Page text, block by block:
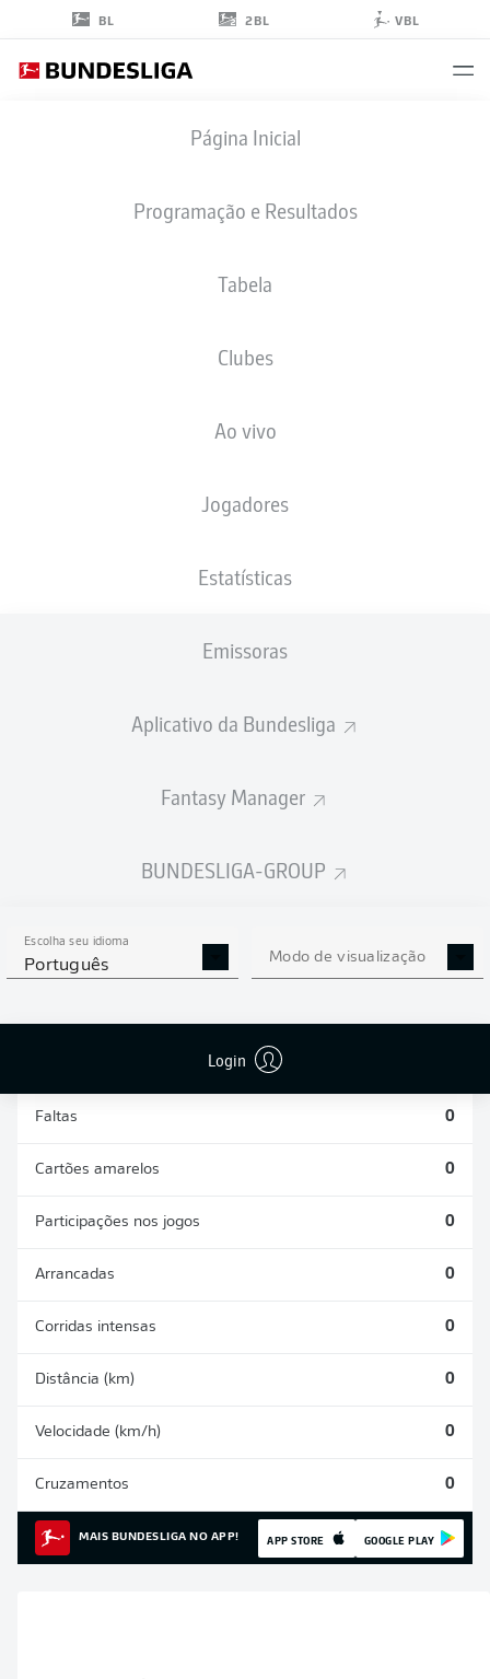
BL 2BL VBL
Página Inicial
Programação e Resultados
Tabela
Clubes
Ao vivo
Jogadores
Estatísticas
Emissoras
Aplicativo da Bundesliga
Fantasy Manager
BUNDESLIGA-GROUP
Escolha seu idioma
Português Modo de visualização
Login
SAPOKO NDIAYE
31.12.2007
2026/2027
ESTATÍSTICAS DA
Faltas 0
Cartões amarelos 0
Participações nos jogos 0
Arrancadas 0
Corridas intensas 0
Distância (km) 0
Velocidade (km/h) 0
Cruzamentos 0
MAIS BUNDESLIGA NO APP! APP STORE GOOGLE PLAY